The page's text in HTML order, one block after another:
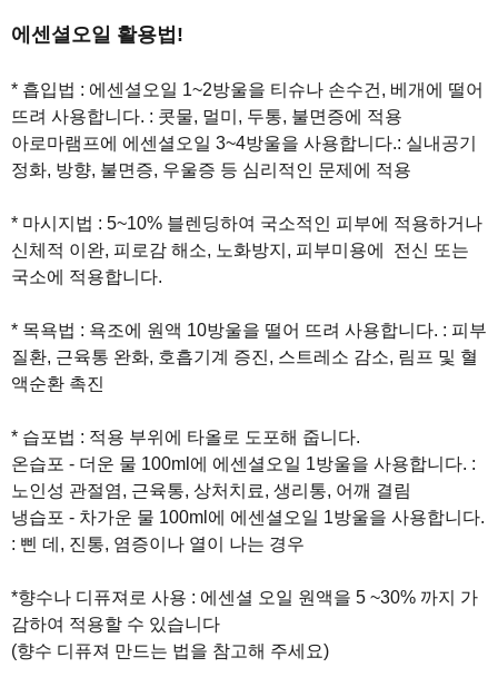
에센셜오일 활용법!
* 흡입법 : 에센셜오일 1~2방울을 티슈나 손수건, 베개에 떨어
뜨려 사용합니다. : 콧물, 멀미, 두통, 불면증에 적용
아로마램프에 에센셜오일 3~4방울을 사용합니다.: 실내공기
정화, 방향, 불면증, 우울증 등 심리적인 문제에 적용
* 마시지법 : 5~10% 블렌딩하여 국소적인 피부에 적용하거나
신체적 이완, 피로감 해소, 노화방지, 피부미용에 전신 또는
국소에 적용합니다.
* 목욕법 : 욕조에 원액 10방울을 떨어 뜨려 사용합니다. : 피부
질환, 근육통 완화, 호흡기계 증진, 스트레소 감소, 림프 및 혈
액순환 촉진
* 습포법 : 적용 부위에 타올로 도포해 줍니다.
온습포 - 더운 물 100ml에 에센셜오일 1방울을 사용합니다. :
노인성 관절염, 근육통, 상처치료, 생리통, 어깨 결림
냉습포 - 차가운 물 100ml에 에센셜오일 1방울을 사용합니다.
: 삔 데, 진통, 염증이나 열이 나는 경우
*향수나 디퓨져로 사용 : 에센셜 오일 원액을 5 ~30% 까지 가
감하여 적용할 수 있습니다
(향수 디퓨져 만드는 법을 참고해 주세요)